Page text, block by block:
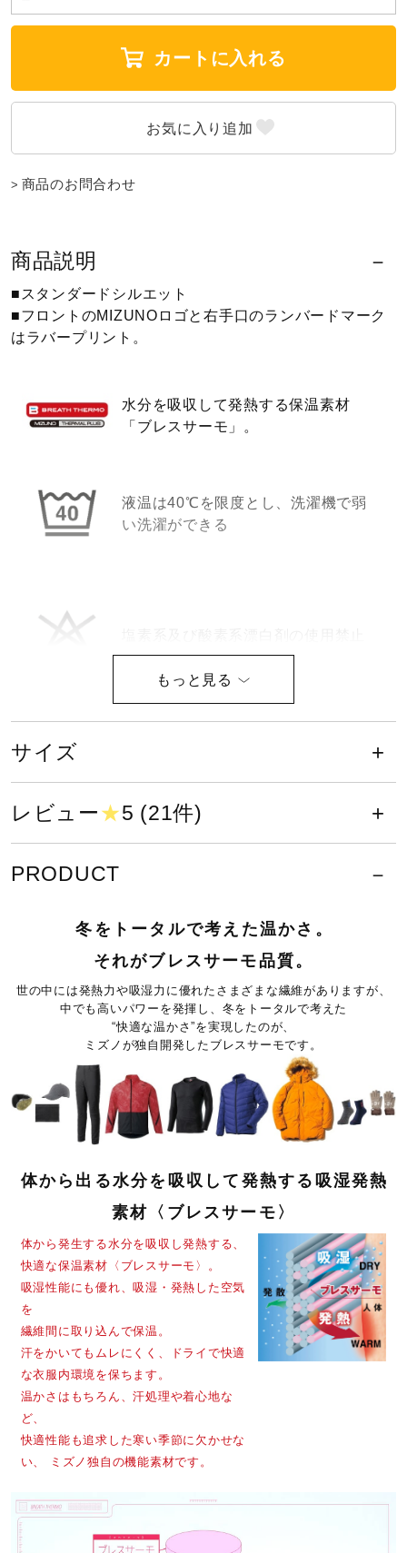
ライフスタイルグッズ
インナー
寝具／ミズノスリープ
サポーター
ジュニア／キッズ
メディカル
セール
サポート
直営店一覧
取扱店一覧
カートに入れる
商品のお問合わせ
商品説明
■スタンダードシルエット
■フロントのMIZUNOロゴと右手口のランバードマーク
はラバープリント。
水分を吸収して発熱する保温素材
「ブレスサーモ」。
液温は40℃を限度とし、洗濯機で弱
い洗濯ができる
ドライクリーニング禁止
弱い操作によるウエットクリーニン
グができる
S、M、L、XL
カラー
09：ブラック
18：グラナイトグレー
20：エアリーブルー
素材
ポリエステル92％、合成繊維（ブレスサーモ）8％
サイズ
レビュー★5 (21件)
PRODUCT
冬をトータルで考えた温かさ。
それがブレスサーモ品質。
世の中には発熱力や吸湿力に優れたさまざまな繊維がありますが、
中でも高いパワーを発揮し、冬をトータルで考えた
“快適な温かさ”を実現したのが、
ミズノが独自開発したブレスサーモです。
体から出る水分を吸収して発熱する 吸湿発熱
素材〈ブレスサーモ〉
体から発生する水分を吸収し発熱する、
快適な保温素材〈ブレスサーモ〉。
吸湿性能にも優れ、吸湿・発熱した空気
を
繊維間に取り込んで保温。
汗をかいてもムレにくく、ドライで快適
な衣服内環境を保ちます。
温かさはもちろん、汗処理や着心地な
ど、
快適性能も追求した寒い季節に欠かせな
い、
ミズノ独自の機能素材です。